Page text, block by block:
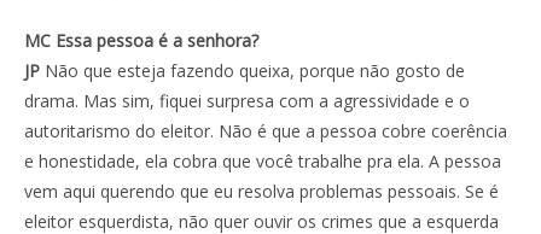
MC Essa pessoa é a senhora?
JP Não que esteja fazendo queixa, porque não gosto de
drama. Mas sim, fiquei surpresa com a agressividade e o
autoritarismo do eleitor. Não é que a pessoa cobre coerência
e honestidade, ela cobra que você trabalhe pra ela. A pessoa
vem aqui querendo que eu resolva problemas pessoais. Se é
eleitor esquerdista, não quer ouvir os crimes que a esquerda